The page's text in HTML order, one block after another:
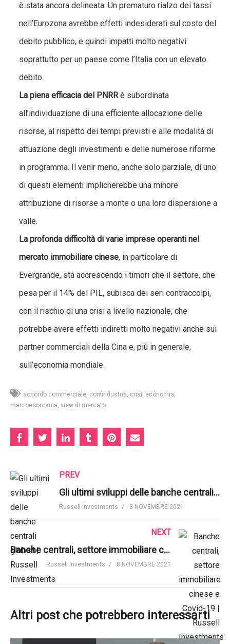
è stata ancora delineata. Un prematuro rialzo dei tassi
nell’Eurozona avrebbe effetti indesiderati sul costo del
debito pubblico, e quindi impatti molto negativi
soprattutto per un paese come l’Italia con un elevato
debito.
La piena efficacia del PNRRè subordinata
all’individuazione di una efficiente allocazione delle
risorse, al rispetto dei tempi previsti e alle modalità di
attuazione degli investimenti e delle numerose riforme
in programma. Il venir meno, anche solo parziale, di uno
di questi elementi implicherebbe una minore
attribuzione di risorse a monte o una loro dispersione a
valle.
La profonda difficoltà di varie imprese operanti nel
mercato immobiliare cinese, in particolare di
Evergrande, sta accrescendo i timori che il settore, che
pesa per il 14% del PIL, subisca dei seri contraccolpi,
con il rischio di una crisi a livello nazionale, che
potrebbe avere effetti indiretti molto negativi anche sui
partner commerciali della Cina e, più in generale,
sull’economia mondiale.
accordo commerciale confindustria crisi economia
macroeconomia view di mercato
PREV
Gli ultimi sviluppi delle banche centrali globali | Russell Investments
Russell Investments 3 NOVEMBRE 2021
NEXT
Banche centrali, settore immobiliare cinese e Covid-19 | Russell Investments
Russell Investments 8 NOVEMBRE 2021
Altri post che potrebbero interessarti